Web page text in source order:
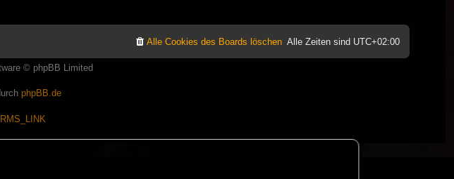
Alle Zeiten sind UTC+02:00
Alle Cookies des Boards löschen
© phpBB Limited
phpBB.de